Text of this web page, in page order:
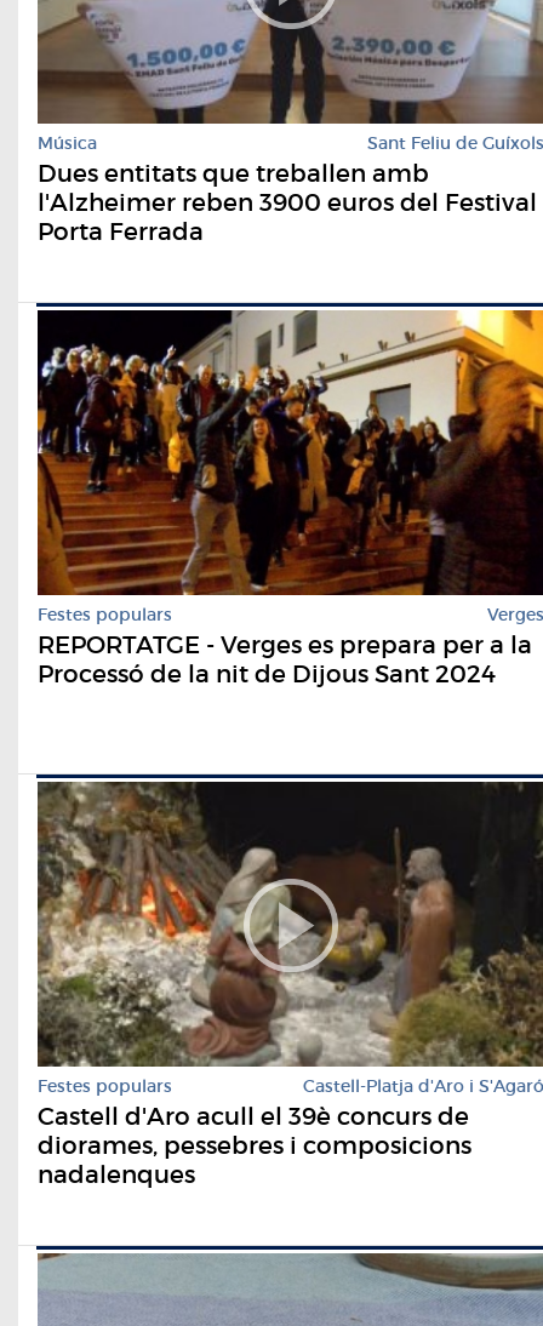
Música Sant Feliu de Guíxols
Dues entitats que treballen amb
l'Alzheimer reben 3900 euros del Festival
Porta Ferrada
Festes populars Verges
REPORTATGE - Verges es prepara per a la
Processó de la nit de Dijous Sant 2024
Festes populars Castell-Platja d'Aro i S'Agaró
Castell d'Aro acull el 39è concurs de
diorames, pessebres i composicions
nadalenques